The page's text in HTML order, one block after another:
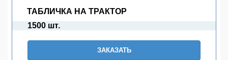
ТАБЛИЧКА НА ТРАКТОР
1500 шт.
ЗАКАЗАТЬ